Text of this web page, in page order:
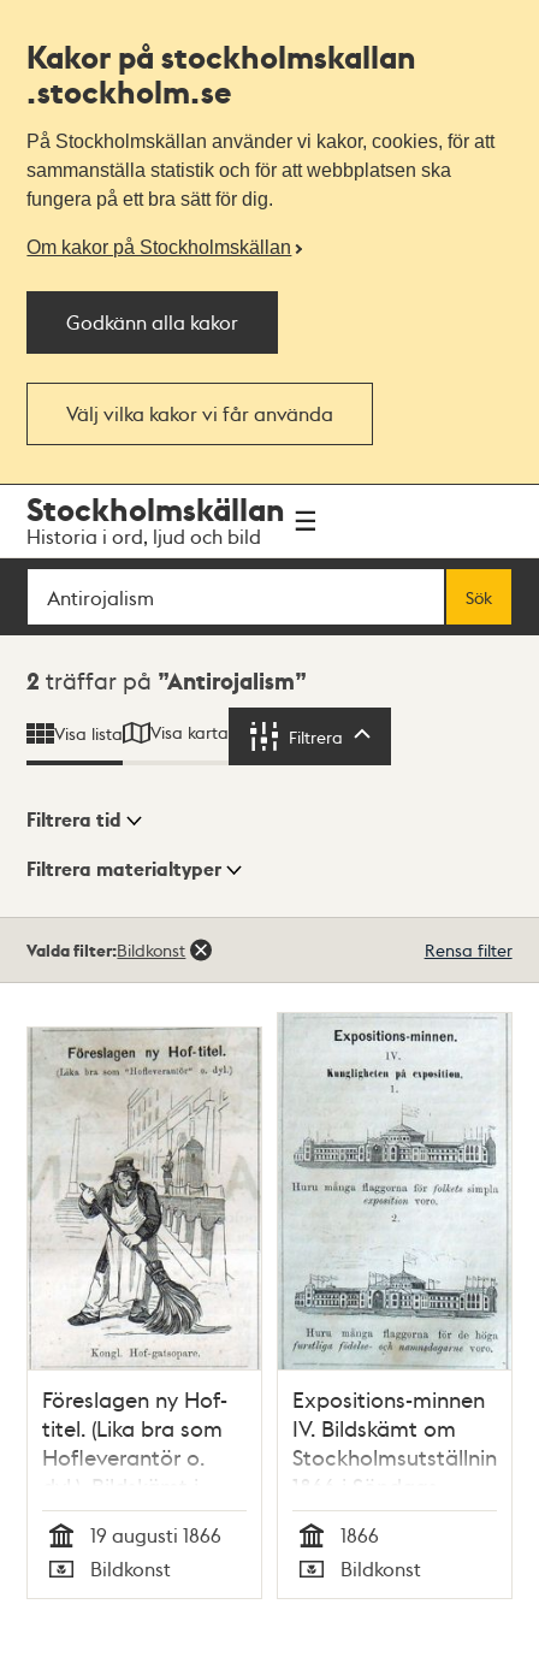
Kakor på stockholmskallan
.stockholm.se
På Stockholmskällan använder vi kakor, cookies, för att
sammanställa statistik och för att webbplatsen ska
fungera på ett bra sätt för dig.
Om kakor på Stockholmskällan
Godkänn alla kakor
Välj vilka kakor vi får använda
navigationen
huvudinnehållet
Stockholmskällan
Historia i ord, ljud och bild
Sök
Sök
Sökresultat
2 träffar på Antirojalism
Visa lista Visa karta Filtrera
Visningsläge
Filtrera tid
Filtrera materialtyper
träffar
Valda filter:Bildkonst Rensa filter
Föreslagen ny Hof-
titel. (Lika bra som
Hofleverantör o.
dyl.). Bildskämt i
Söndags-Nisse –
Illustreradt
Veckoblad för
Skämt, Humor och
Tid
19 augusti 1866
Typ
Bildkonst
Expositions-minnen
IV. Bildskämt om
Stockholmsutställningen
1866 i Söndags-
Nisse – Illustreradt
Veckoblad för
Skämt, Humor och
Satir, nr 43, den 21
Tid
1866
Typ
Bildkonst